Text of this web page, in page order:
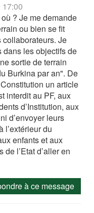
17:00
? Je me demande
ou bien se fit
collaborateurs. Je
dans les objectifs de
sortie de terrain
Burkina par an". De
un article
interdit au PF, aux
d’Institution, aux
d’envoyer leurs
l’extérieur du
enfants et aux
l’Etat d’aller en
à ce message